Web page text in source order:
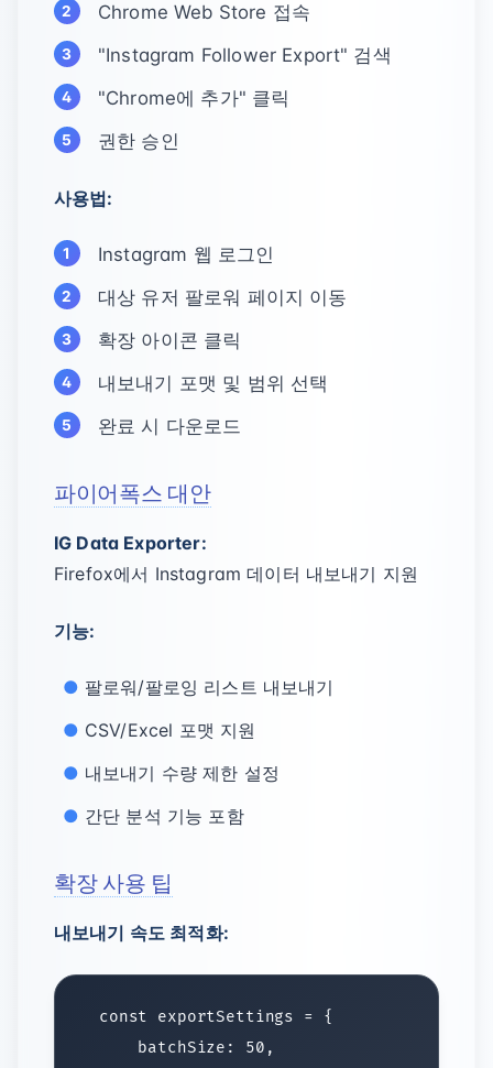
Chrome Web Store 접속
"Instagram Follower Export" 검색
"Chrome에 추가" 클릭
권한 승인
사용법:
Instagram 웹 로그인
대상 유저 팔로워 페이지 이동
확장 아이콘 클릭
내보내기 포맷 및 범위 선택
완료 시 다운로드
파이어폭스 대안
IG Data Exporter:
Firefox에서 Instagram 데이터 내보내기 지원
기능:
팔로워/팔로잉 리스트 내보내기
CSV/Excel 포맷 지원
내보내기 수량 제한 설정
간단 분석 기능 포함
확장 사용 팁
내보내기 속도 최적화: